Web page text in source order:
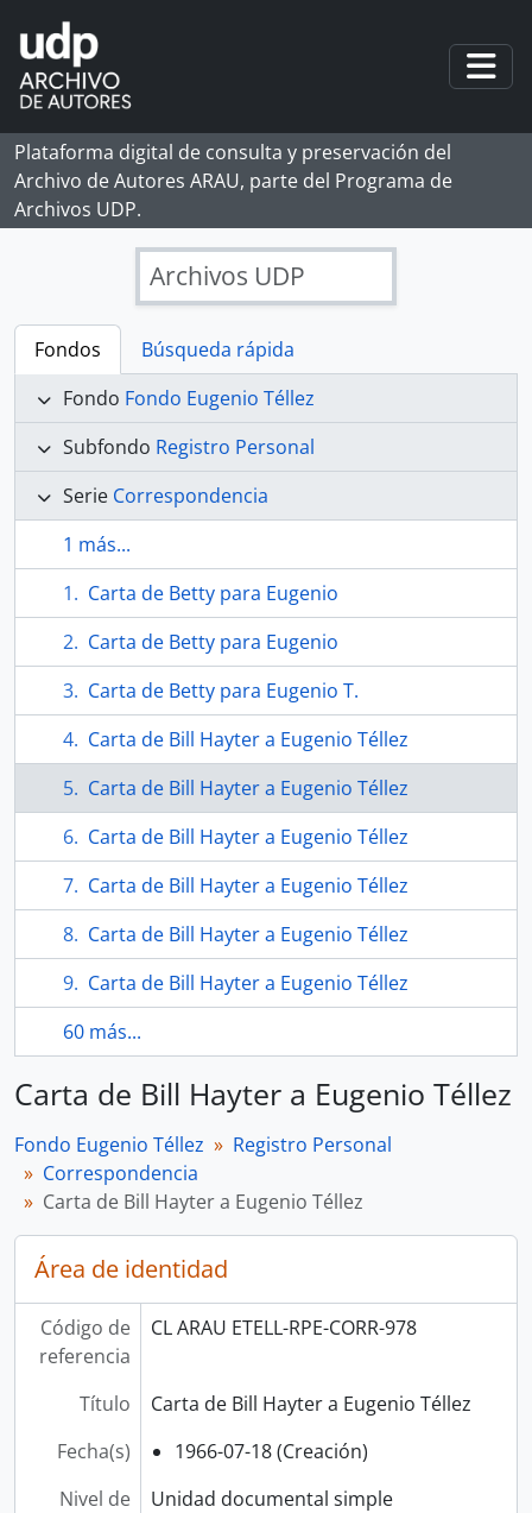
Skip to main content
Plataforma digital de consulta y preservación del
Archivo de Autores ARAU, parte del Programa de
Archivos UDP.
Archivos UDP
Fondos
Búsqueda rápida
Fondo Fondo Eugenio Téllez
Subfondo Registro Personal
Serie Correspondencia
1 más...
Carta de Betty para Eugenio
Carta de Betty para Eugenio
Carta de Betty para Eugenio T.
Carta de Bill Hayter a Eugenio Téllez
Carta de Bill Hayter a Eugenio Téllez
Carta de Bill Hayter a Eugenio Téllez
Carta de Bill Hayter a Eugenio Téllez
Carta de Bill Hayter a Eugenio Téllez
Carta de Bill Hayter a Eugenio Téllez
60 más...
Carta de Bill Hayter a Eugenio Téllez
Fondo Eugenio Téllez
Registro Personal
Correspondencia
Carta de Bill Hayter a Eugenio Téllez
Área de identidad
Código de
referencia
CL ARAU ETELL-RPE-CORR-978
Título
Carta de Bill Hayter a Eugenio Téllez
Fecha(s)
1966-07-18 (Creación)
Nivel de
Unidad documental simple